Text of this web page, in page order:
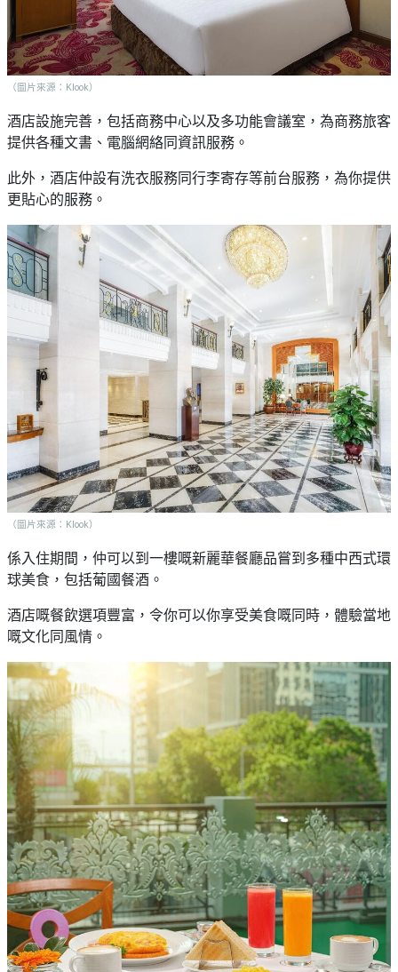
（圖片來源：Klook）
酒店設施完善，包括商務中心以及多功能會議室，為商務旅客
提供各種文書、電腦網絡同資訊服務。
此外，酒店仲設有洗衣服務同行李寄存等前台服務，為你提供
更貼心的服務。
（圖片來源：Klook）
係入住期間，仲可以到一樓嘅新麗華餐廳品嘗到多種中西式環
球美食，包括葡國餐酒。
酒店嘅餐飲選項豐富，令你可以你享受美食嘅同時，體驗當地
嘅文化同風情。